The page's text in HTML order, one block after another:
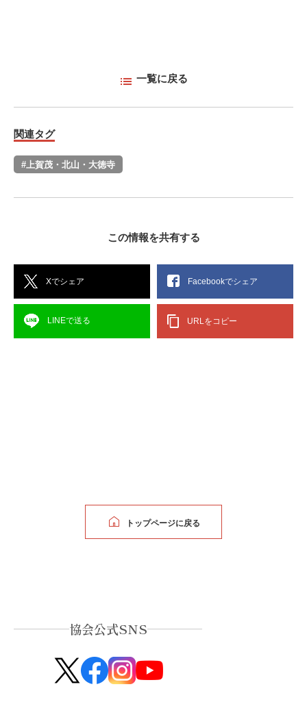
一覧に戻る
関連タグ
#上賀茂・北山・大徳寺
この情報を共有する
Xでシェア Facebookでシェア
LINEで送る URLをコピー
トップページに戻る
協会公式SNS